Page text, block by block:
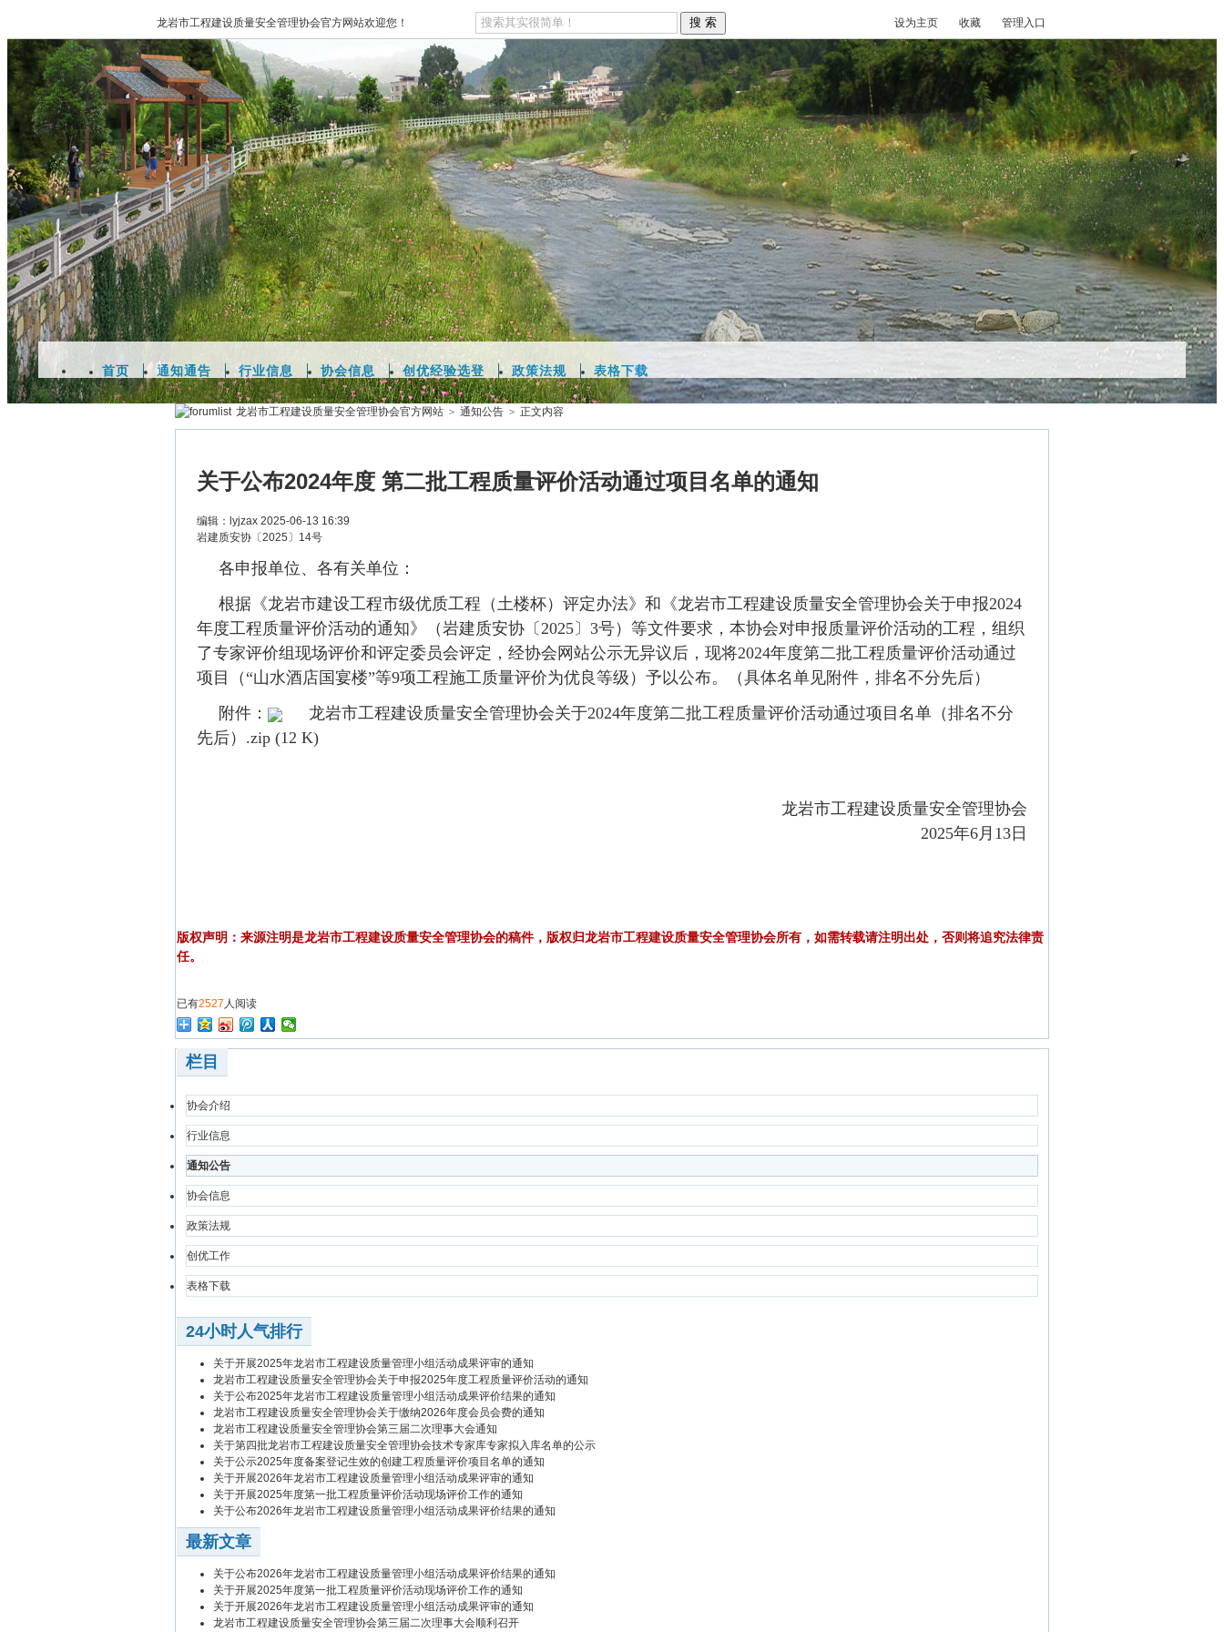
龙岩市工程建设质量安全管理协会官方网站欢迎您！ 设为主页 收藏 管理入口
首页 通知通告 行业信息 协会信息 创优经验选登 政策法规 表格下载
龙岩市工程建设质量安全管理协会官方网站 > 通知公告 > 正文内容
关于公布2024年度 第二批工程质量评价活动通过项目名单的通知
编辑： lyjzax 2025-06-13 16:39
岩建质安协〔2025〕14号
各申报单位、各有关单位：
根据《龙岩市建设工程市级优质工程（土楼杯）评定办法》和《龙岩市工程建设质量安全管理协会关于申报2024
年度工程质量评价活动的通知》（岩建质安协〔2025〕3号）等文件要求，本协会对申报质量评价活动的工程，组织
了专家评价组现场评价和评定委员会评定，经协会网站公示无异议后，现将2024年度第二批工程质量评价活动通过
项目（“山水酒店国宴楼”等9项工程施工质量评价为优良等级）予以公布。（具体名单见附件，排名不分先后）
附件：
龙岩市工程建设质量安全管理协会关于2024年度第二批工程质量评价活动通过项目名单（排名不分
先后）.zip (12 K)
龙岩市工程建设质量安全管理协会
2025年6月13日
版权声明：来源注明是龙岩市工程建设质量安全管理协会的稿件，版权归龙岩市工程建设质量安全管理协会所有，如需转载请注明出处，否则将追究法律责
任。
已有2527 人阅读
栏目
协会介绍
行业信息
通知公告
协会信息
政策法规
创优工作
表格下载
24小时人气排行
关于开展2025年龙岩市工程建设质量管理小组活动成果评审的通知
龙岩市工程建设质量安全管理协会关于申报2025年度工程质量评价活动的通知
关于公布2025年龙岩市工程建设质量管理小组活动成果评价结果的通知
龙岩市工程建设质量安全管理协会关于缴纳2026年度会员会费的通知
龙岩市工程建设质量安全管理协会第三届二次理事大会通知
关于第四批龙岩市工程建设质量安全管理协会技术专家库专家拟入库名单的公示
关于公示2025年度备案登记生效的创建工程质量评价项目名单的通知
关于开展2026年龙岩市工程建设质量管理小组活动成果评审的通知
关于开展2025年度第一批工程质量评价活动现场评价工作的通知
关于公布2026年龙岩市工程建设质量管理小组活动成果评价结果的通知
最新文章
关于公布2026年龙岩市工程建设质量管理小组活动成果评价结果的通知
关于开展2025年度第一批工程质量评价活动现场评价工作的通知
关于开展2026年龙岩市工程建设质量管理小组活动成果评审的通知
龙岩市工程建设质量安全管理协会第三届二次理事大会顺利召开